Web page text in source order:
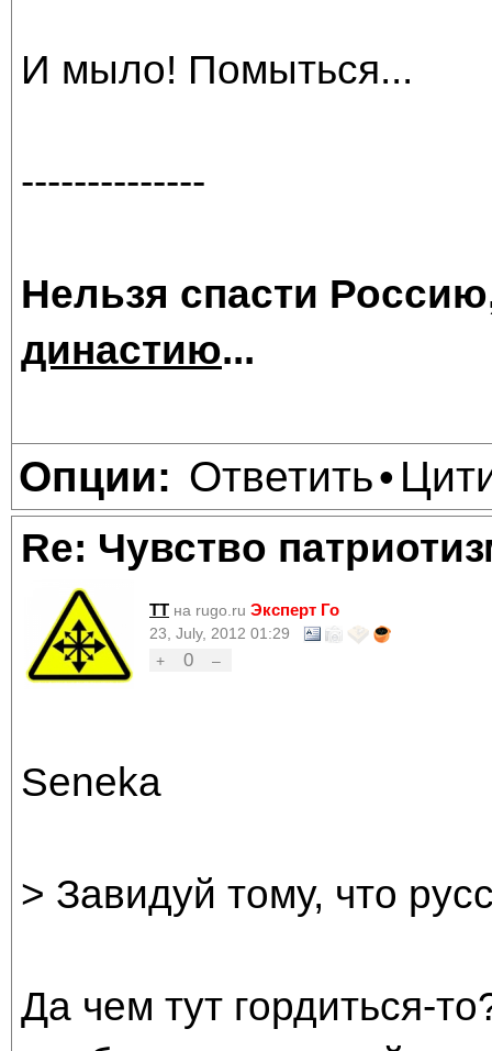
И мыло! Помыться...
--------------
Нельзя спасти
династию...
Опции: Ответить•
Re: Чувство
TT на rugo.ru Эксперт Го
23, July, 2012 01:29
+
0 –
Seneka
> Завидуй тому, что
Да чем тут гордиться-